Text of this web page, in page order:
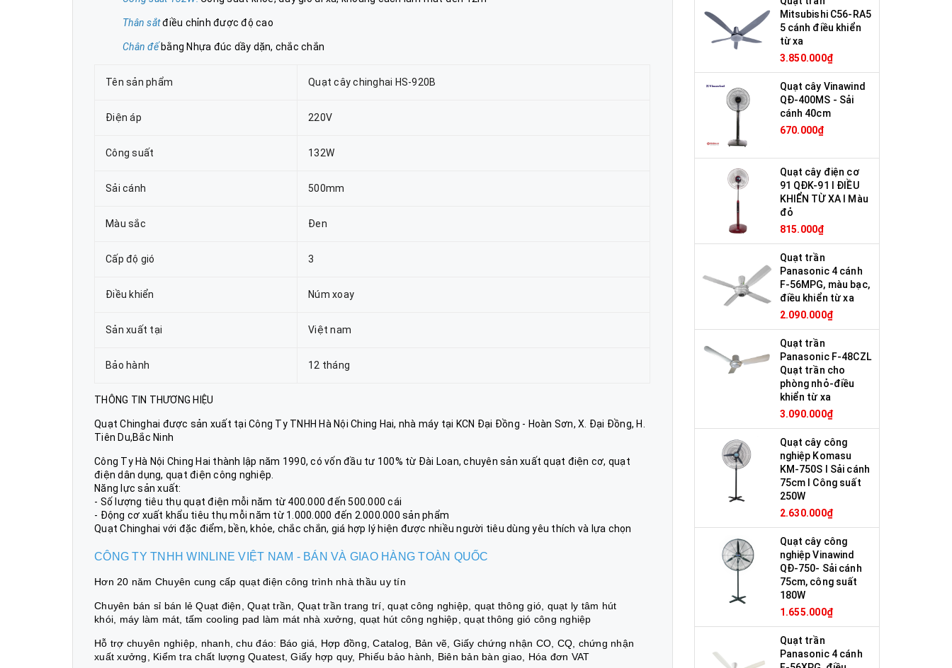
Thân sắtđiều chỉnh được độ cao
Chân đếbằng Nhựa đúc dầy dặn, chắc chắn
Tên sản phẩm Quạt cây chinghai HS-920B
Điện áp 220V
Công suất 132W
Sải cánh 500mm
Màu sắc Đen
Cấp độ gió 3
Điều khiển Núm xoay
Sản xuất tại Việt nam
Bảo hành 12 tháng
THÔNG TIN THƯƠNG HIỆU
Quạt Chinghai được sản xuất tại Công Ty TNHH Hà Nội Ching Hai, nhà máy tại KCN Đại Đồng - Hoàn Sơn, X. Đại Đồng, H.
Tiên Du,Bắc Ninh
Công Ty Hà Nội Ching Hai thành lập năm 1990, có vốn đầu tư 100% từ Đài Loan, chuyên sản xuất quạt điện cơ, quạt
điện dân dụng, quạt điện công nghiệp.
Năng lực sản xuất:
- Số lượng tiêu thụ quạt điện mỗi năm từ 400.000 đến 500.000 cái
- Động cơ xuất khẩu tiêu thụ mỗi năm từ 1.000.000 đến 2.000.000 sản phẩm
Quạt Chinghai với đặc điểm, bền, khỏe, chắc chắn, giá hợp lý hiện được nhiều người tiêu dùng yêu thích và lựa chọn
CÔNG TY TNHH WINLINE VIỆT NAM - BÁN VÀ GIAO HÀNG TOÀN QUỐC
Hơn 20 năm Chuyên cung cấp quạt điện công trình nhà thầu uy tín
Chuyên bán sỉ bán lẻ Quạt điện, Quạt trần, Quạt trần trang trí, quạt công nghiệp, quạt thông gió, quạt ly tâm hút
khói, máy làm mát, tấm cooling pad làm mát nhà xưởng, quạt hút công nghiệp, quạt thông gió công nghiệp
Hỗ trợ chuyên nghiệp, nhanh, chu đáo: Báo giá, Hợp đồng, Catalog, Bản vẽ, Giấy chứng nhận CO, CQ, chứng nhận
xuất xưởng, Kiểm tra chất lượng Quatest, Giấy hợp quy, Phiếu bảo hành, Biên bản bàn giao, Hóa đơn VAT
Mitsubishi C56-RA5
5 cánh điều khiển
từ xa
3.850.000₫
Quạt cây Vinawind
QĐ-400MS - Sải
cánh 40cm
670.000₫
Quạt cây điện cơ
91 QĐK-91 I ĐIỀU
KHIỂN TỪ XA I Màu
đỏ
815.000₫
Quạt trần
Panasonic 4 cánh
F-56MPG, màu bạc,
điều khiển từ xa
2.090.000₫
Quạt trần
Panasonic F-48CZL
Quạt trần cho
phòng nhỏ-điều
khiển từ xa
3.090.000₫
Quạt cây công
nghiệp Komasu
KM-750S I Sải cánh
75cm I Công suất
250W
2.630.000₫
Quạt cây công
nghiệp Vinawind
QĐ-750- Sải cánh
75cm, công suất
180W
1.655.000₫
Quạt trần
Panasonic 4 cánh